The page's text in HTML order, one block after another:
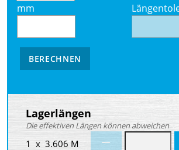
mm
BERECHNEN
Lagerlängen
Die effektiven Längen können abweichen
1 x 3.606 M